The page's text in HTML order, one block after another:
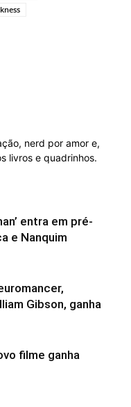
nerd por amor e,
livros e quadrinhos.
entra em pré-
e Nanquim
Gibson, ganha
filme ganha